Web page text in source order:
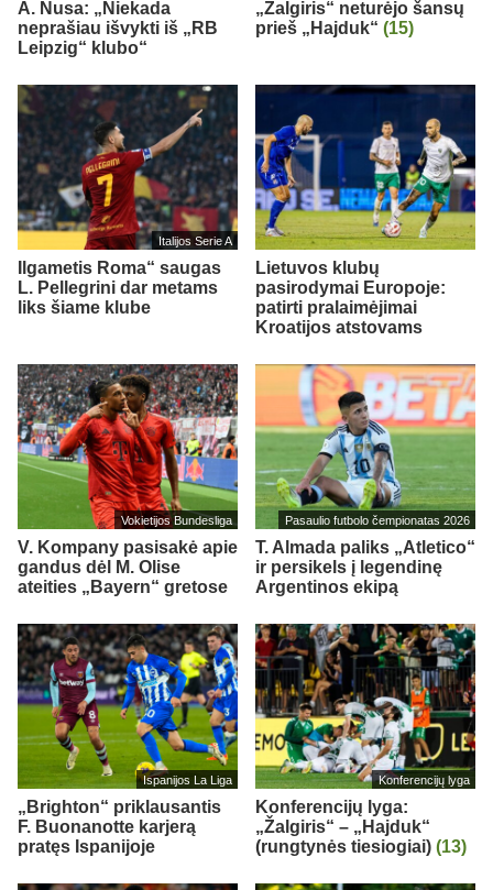
A. Nusa: „Niekada
neprašiau išvykti iš „RB
Leipzig“ klubo“
„Žalgiris“ neturėjo šansų
prieš „Hajduk“ (15)
Italijos Serie A
Ilgametis Roma“ saugas
L. Pellegrini dar metams
liks šiame klube
Lietuvos klubų
pasirodymai Europoje:
patirti pralaimėjimai
Kroatijos atstovams
Vokietijos Bundesliga
V. Kompany pasisakė apie
gandus dėl M. Olise
ateities „Bayern“ gretose
Pasaulio futbolo čempionatas 2026
T. Almada paliks „Atletico“
ir persikels į legendinę
Argentinos ekipą
Ispanijos La Liga
„Brighton“ priklausantis
F. Buonanotte karjerą
pratęs Ispanijoje
Konferencijų lyga
Konferencijų lyga:
„Žalgiris“ – „Hajduk“
(rungtynės tiesiogiai) (13)